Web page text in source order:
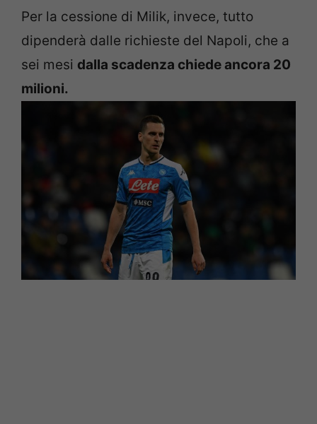
Per la cessione di Milik, invece, tutto
dipenderà dalle richieste del Napoli, che a
sei mesi dalla scadenza chiede ancora 20
milioni.